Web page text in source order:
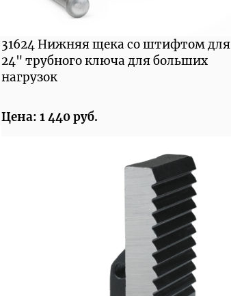
31624 Нижняя щека со штифтом для
24" трубного ключа для больших
нагрузок
Цена: 1 440 руб.